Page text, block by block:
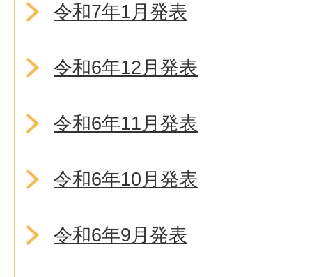
令和7年1月発表
令和6年12月発表
令和6年11月発表
令和6年10月発表
令和6年9月発表